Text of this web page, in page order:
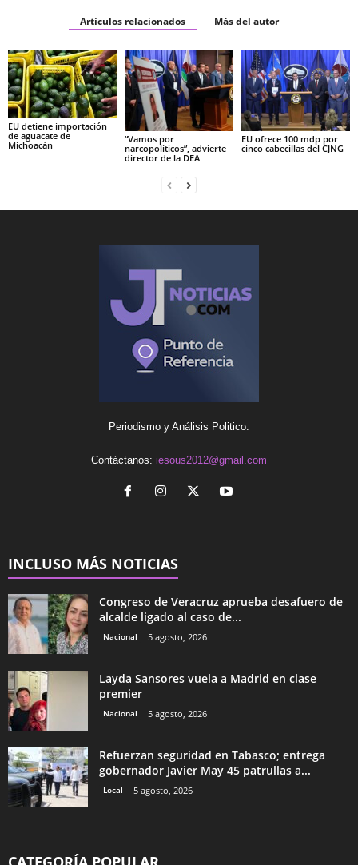
Artículos relacionados Más del autor
EU detiene importación
de aguacate de
Michoacán
“Vamos por
narcopolíticos”, advierte
director de la DEA
EU ofrece 100 mdp por
cinco cabecillas del CJNG
Periodismo y Análisis Politico.
Contáctanos: iesous2012@gmail.com
INCLUSO MÁS NOTICIAS
Congreso de Veracruz aprueba desafuero de
alcalde ligado al caso de...
Nacional 5 agosto, 2026
Layda Sansores vuela a Madrid en clase
premier
Nacional 5 agosto, 2026
Refuerzan seguridad en Tabasco; entrega
gobernador Javier May 45 patrullas a...
Local 5 agosto, 2026